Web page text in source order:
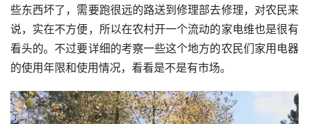
些东西坏了，需要跑很远的路送到修理部去修理，对农民来
说，实在不方便，所以在农村开一个流动的家电维也是很有
看头的。不过要详细的考察一些这个地方的农民们家用电器
的使用年限和使用情况，看看是不是有市场。